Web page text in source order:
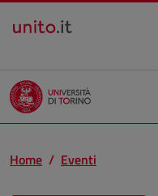
Salta al contenuto principale
Home Eventi